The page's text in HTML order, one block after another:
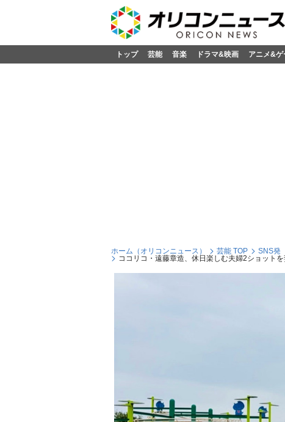
トップ 芸能 音楽 ドラマ&映画 アニメ&ゲ
ホーム（オリコンニュース） 芸能 TOP
SNS発
ココリコ・遠藤章造、休日楽しむ夫婦2ショット